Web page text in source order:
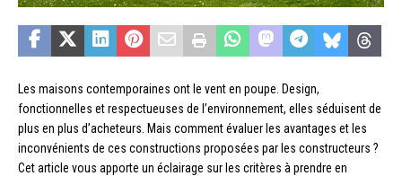
Les maisons contemporaines ont le vent en poupe. Design,
fonctionnelles et respectueuses de l’environnement, elles séduisent de
plus en plus d’acheteurs. Mais comment évaluer les avantages et les
inconvénients de ces constructions proposées par les constructeurs ?
Cet article vous apporte un éclairage sur les critères à prendre en